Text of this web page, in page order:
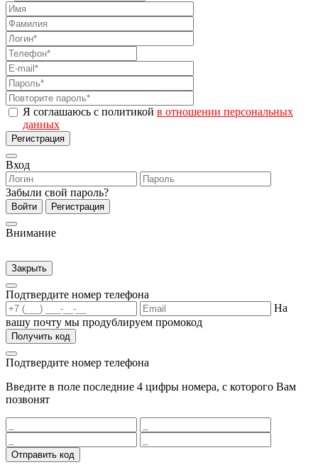
Я соглашаюсь с политикой в отношении персональных
данных
Регистрация
Вход
Забыли свой пароль?
Войти Регистрация
Внимание
Закрыть
Подтвердите номер телефона
На
вашу почту мы продублируем промокод
Получить код
Подтвердите номер телефона
Введите в поле последние 4 цифры номера, с которого Вам
позвонят
Отправить код